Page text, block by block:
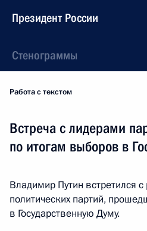
Президент России
Стенограммы
Работа с текстом
Встреча с лидерами
по итогам выборов в
Владимир Путин встретился
политических партий,
в Государственную Думу.